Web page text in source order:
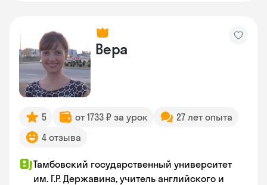
Вера
5 от 1733 ₽ за урок
27 лет опыта
4 отзыва
Тамбовский государственный университет
им. Г.Р. Державина, учитель английского и